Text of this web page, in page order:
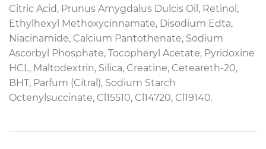
Citric Acid, Prunus Amygdalus Dulcis Oil, Retinol,
Ethylhexyl Methoxycinnamate, Disodium Edta,
Niacinamide, Calcium Pantothenate, Sodium
Ascorbyl Phosphate, Tocopheryl Acetate, Pyridoxine
HCL, Maltodextrin, Silica, Creatine, Ceteareth-20,
BHT, Parfum (Citral), Sodium Starch
Octenylsuccinate, Cl15510, Cl14720, Cl19140.